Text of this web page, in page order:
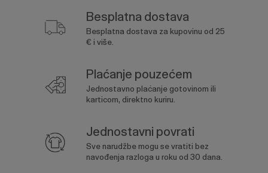
Besplatna dostava
Besplatna dostava za kupovinu od 25
€ i više.
Plaćanje pouzećem
Jednostavno plaćanje gotovinom ili
karticom, direktno kuriru.
Jednostavni povrati
Sve narudžbe mogu se vratiti bez
navođenja razloga u roku od 30 dana.